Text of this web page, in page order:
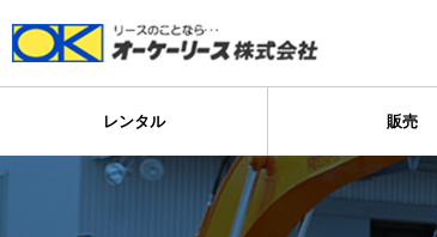
レンタル 販売